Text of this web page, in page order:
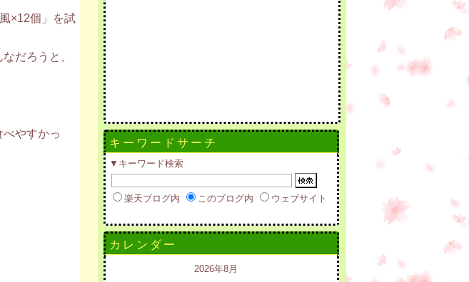
×12個」を試
だろうと、
やすかっ
キーワードサーチ
▼キーワード検索
楽天ブログ内 このブログ内 ウェブサイト
カレンダー
2026年8月